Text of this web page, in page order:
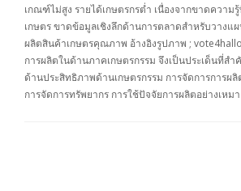
เกณฑ์ไม่สูง รายได้เกษตรกรต่ำ เนื่องจากขาดความ
เกษตร ขาดข้อมูลเชิงลึกด้านการตลาดสำหรับวางแ
ผลิตสินค้าเกษตรคุณภาพ อ้างอิงรูปภาพ ;
การผลิตในด้านภาคเกษตรกรรม จึงเป็นประเด็นที่ส
ด้านประสิทธิภาพด้านเกษตรกรรม การจัดการการผ
การจัดการทรัพยากร การใช้ปัจจัยการผลิตอย่างเหม